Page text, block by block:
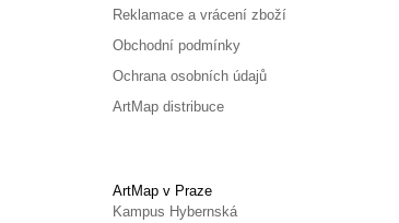
Reklamace a vrácení zboží
Obchodní podmínky
Ochrana osobních údajů
ArtMap distribuce
ArtMap v Praze
Kampus Hybernská